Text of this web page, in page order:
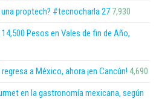
proptech? #tecnocharla 27 7,930
Pesos en Vales de fin de Año,
a México, ahora ¡en Cancún! 4,690
en la gastronomía mexicana, según